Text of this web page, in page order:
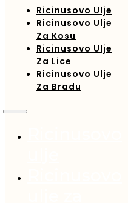
Ricinusovo Ulje
Ricinusovo Ulje
Za Kosu
Ricinusovo Ulje
Za Lice
Ricinusovo Ulje
Za Bradu